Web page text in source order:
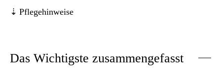
Pflegehinweise
Das Wichtigste zusammengefasst